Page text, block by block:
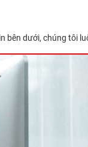
bên dưới, chúng tôi